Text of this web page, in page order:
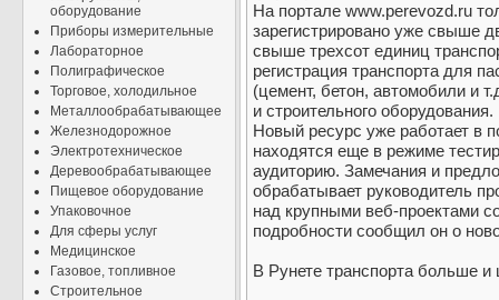
оборудование
Приборы измерительные
Лабораторное
Полиграфическое
Торговое, холодильное
Металлообрабатывающее
Железнодорожное
Электротехническое
Деревообрабатывающее
Пищевое оборудование
Упаковочное
Для сферы услуг
Медицинское
Газовое, топливное
Строительное
На портале www.perevozd.ru
зарегистрировано уже свыше
свыше трехсот единиц
регистрация транспорта для
(цемент, бетон, автомобили и
и строительного оборудования.
Новый ресурс уже работает в
находятся еще в режиме
аудиторию. Замечания и
обрабатывает руководитель
над крупными веб-проектами
подробности сообщил он о
В Рунете транспорта больше